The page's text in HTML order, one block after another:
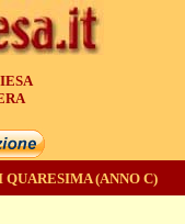
(ANNO C)